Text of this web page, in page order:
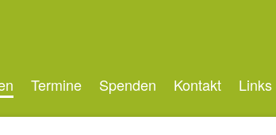
Termine Spenden Kontakt Links